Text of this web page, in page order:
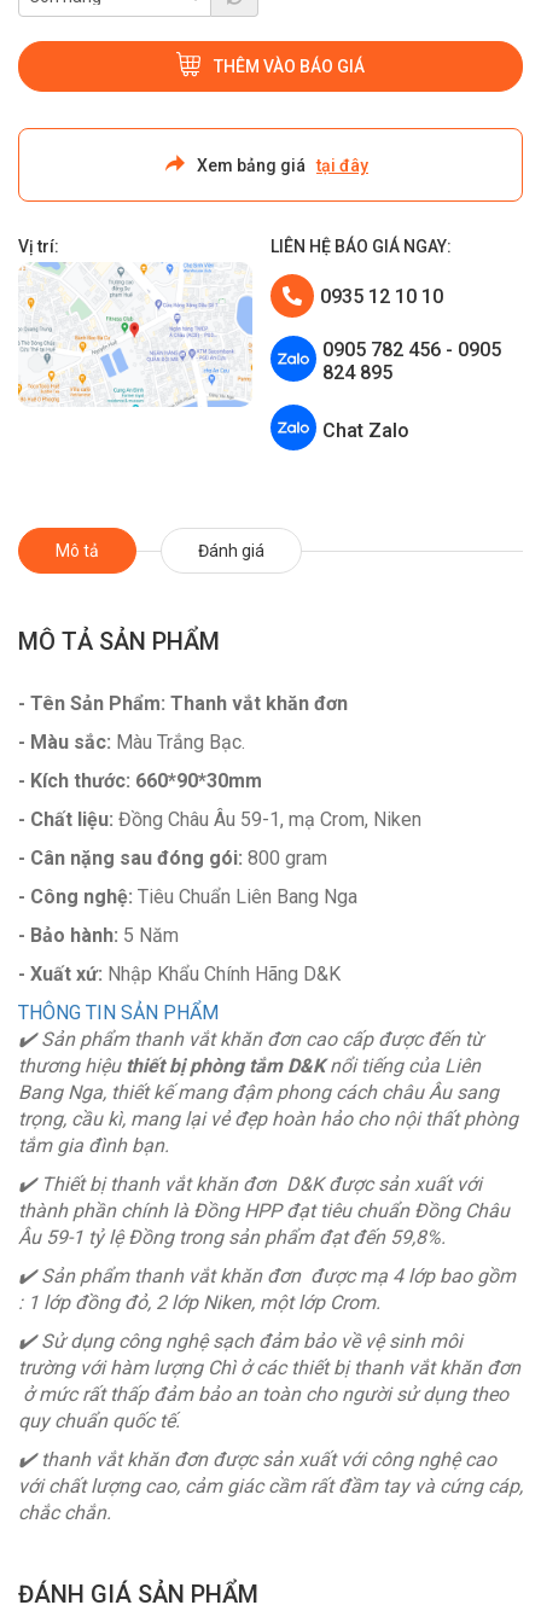
THÊM VÀO BÁO GIÁ
Xem bảng giá tại đây
Vị trí: LIÊN HỆ BÁO GIÁ NGAY:
0935 12 10 10
0905 782 456 - 0905
824 895
Chat Zalo
Mô tả Đánh giá
MÔ TẢ SẢN PHẨM
- Tên Sản Phẩm: Thanh vắt khăn đơn
- Màu sắc: Màu Trắng Bạc.
- Kích thước: 660*90*30mm
- Chất liệu: Đồng Châu Âu 59-1, mạ Crom, Niken
- Cân nặng sau đóng gói: 800 gram
- Công nghệ: Tiêu Chuẩn Liên Bang Nga
- Bảo hành: 5 Năm
- Xuất xứ: Nhập Khẩu Chính Hãng D&K
THÔNG TIN SẢN PHẨM
✔️Sản phẩm thanh vắt khăn đơn cao cấp được đến từ
thương hiệu thiết bị phòng tắm D&Knổi tiếng của Liên
Bang Nga, thiết kế mang đậm phong cách châu Âu sang
trọng, cầu kì, mang lại vẻ đẹp hoàn hảo cho nội thất phòng
tắm gia đình bạn.
✔Thiết bị thanh vắt khăn đơn D&K được sản xuất với
thành phần chính là Đồng HPP đạt tiêu chuẩn Đồng Châu
Âu 59-1 tỷ lệ Đồng trong sản phẩm đạt đến 59,8%.
✔Sản phẩm thanh vắt khăn đơn được mạ 4 lớp bao gồm
: 1 lớp đồng đỏ, 2 lớp Niken, một lớp Crom.
✔Sử dụng công nghệ sạch đảm bảo về vệ sinh môi
trường với hàm lượng Chì ở các thiết bị thanh vắt khăn đơn
ở mức rất thấp đảm bảo an toàn cho người sử dụng theo
quy chuẩn quốc tế.
✔️ thanh vắt khăn đơn được sản xuất với công nghệ cao
với chất lượng cao, cảm giác cầm rất đầm tay và cứng cáp,
chắc chắn.
ĐÁNH GIÁ SẢN PHẨM